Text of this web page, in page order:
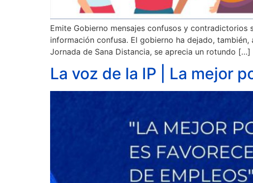
Emite Gobierno mensajes confusos y
información confusa. El gobierno ha dejado,
Jornada de Sana Distancia, se aprecia un rotundo […]
La voz de la IP | La mejor